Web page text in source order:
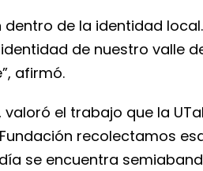
de la identidad
de nuestro valle
afirmó.
el trabajo que la
recolectamos
se encuentra